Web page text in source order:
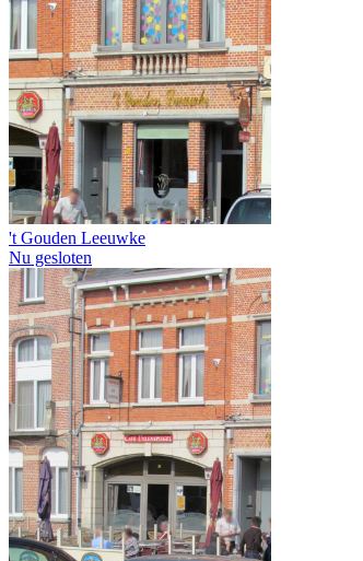
't Gouden Leeuwke
Nu gesloten